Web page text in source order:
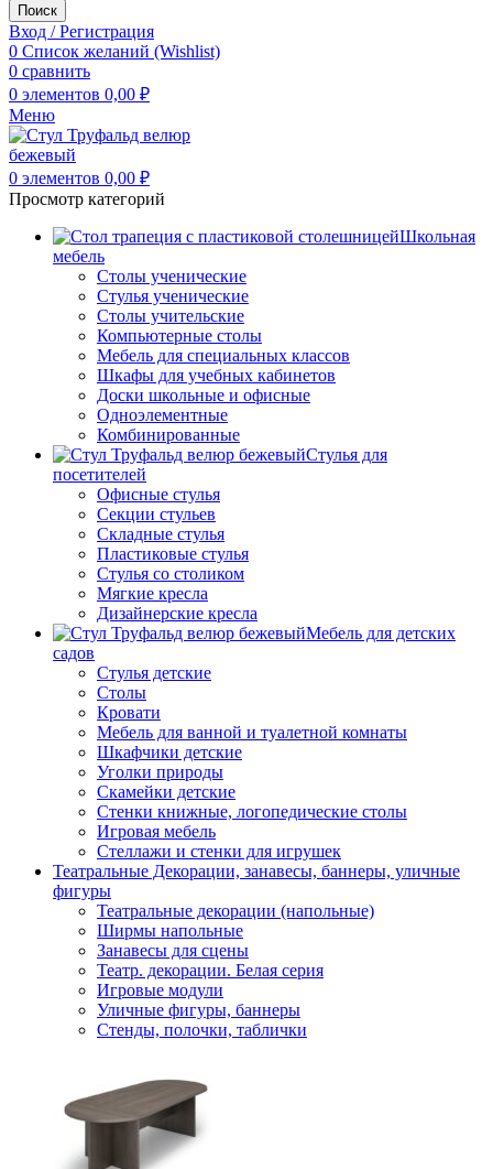
Поиск
Вход / Регистрация
0 Список желаний (Wishlist)
0 сравнить
0 элементов 0,00 ₽
Меню
0 элементов 0,00 ₽
Просмотр категорий
Школьная
мебель
Столы ученические
Стулья ученические
Столы учительские
Компьютерные столы
Мебель для специальных классов
Шкафы для учебных кабинетов
Доски школьные и офисные
Одноэлементные
Комбинированные
Стулья для
посетителей
Офисные стулья
Секции стульев
Складные стулья
Пластиковые стулья
Стулья со столиком
Мягкие кресла
Дизайнерские кресла
Мебель для детских
садов
Стулья детские
Столы
Кровати
Мебель для ванной и туалетной комнаты
Шкафчики детские
Уголки природы
Скамейки детские
Стенки книжные, логопедические столы
Игровая мебель
Стеллажи и стенки для игрушек
Театральные Декорации, занавесы, баннеры, уличные
фигуры
Театральные декорации (напольные)
Ширмы напольные
Занавесы для сцены
Театр. декорации. Белая серия
Игровые модули
Уличные фигуры, баннеры
Стенды, полочки, таблички